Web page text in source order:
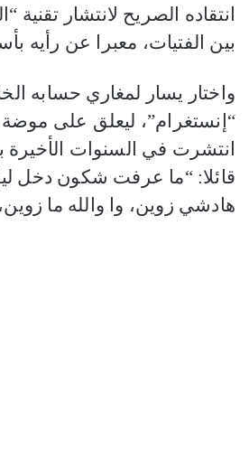
انتقاده الصريح لانتشار تقنية
بين الفتيات، معبرا عن رأيه
واختار يسار لمغاري حسابه
“إنستغرام”، ليعلق على موضة
انتشرت في السنوات
قائلا: “ما عرفت شكون دخل
هادشي زوين، وا والله ما